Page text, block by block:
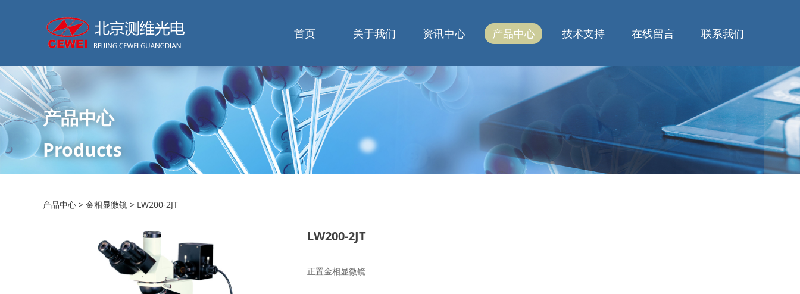
首页 关于我们 资讯中心 产品中心 技术支持 在线留言 联系我们
产品中心
Products
LW200-2JT
产品中心 > 金相显微镜 > LW200-2JT
LW200-2JT
正置金相显微镜